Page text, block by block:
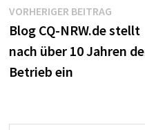
VORHERIGER BEITRAG
Beitrag:
Blog CQ-NRW.de stellt
nach über 10 Jahren
Betrieb ein